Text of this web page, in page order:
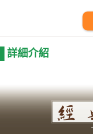
詳細介紹